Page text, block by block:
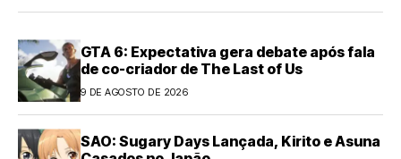
GTA 6: Expectativa gera debate após fala
de co-criador de The Last of Us
9 DE AGOSTO DE 2026
SAO: Sugary Days Lançada, Kirito e Asuna